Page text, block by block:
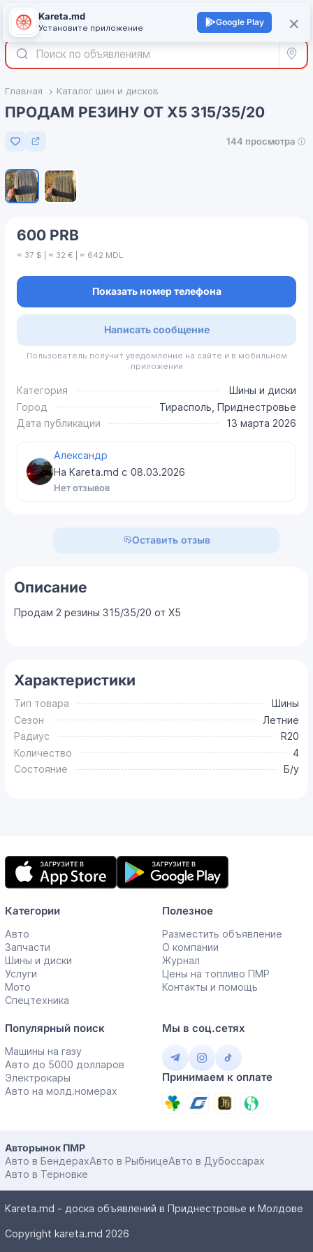
Войти +
Все
Главная Каталог шин и дисков
ПРОДАМ РЕЗИНУ ОТ Х5 315/35/20
Добавить в избранное
144 просмотра
600 PRB
≈ 37 $ | ≈ 32 € | ≈ 642 MDL
Показать номер телефона
Написать сообщение
Пользователь получит уведомление на сайте и в мобильном
приложении
Категория
Шины и диски
Город
Тирасполь, Приднестровье
Дата публикации
13 марта 2026
Александр
На Kareta.md с 08.03.2026
Нет отзывов
Оставить отзыв
Описание
Продам 2 резины 315/35/20 от Х5
Характеристики
Тип товара
Шины
Сезон
Летние
Радиус
R20
Количество
4
Состояние
Б/у
×
Kareta.md
Установите приложение
Google Play
Мобильное
приложение
Категории
Авто
Запчасти
Шины и диски
Услуги
Мото
Спецтехника
Полезное
Разместить объявление
О компании
Журнал
Цены на топливо ПМР
Контакты и помощь
Популярный поиск
Машины на газу
Авто до 5000 долларов
Электрокары
Авто на молд.номерах
Мы в соц.сетях
Принимаем к оплате
Авторынок ПМР
Авто в БендерахАвто в РыбницеАвто в Дубоссарах
Авто в Терновке
Kareta.md - доска объявлений в Приднестровье и Молдове
Copyright kareta.md 2026